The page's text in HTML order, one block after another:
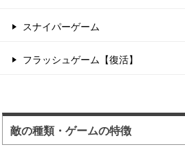
スナイパーゲーム
フラッシュゲーム【復活】
敵の種類・ゲームの特徴